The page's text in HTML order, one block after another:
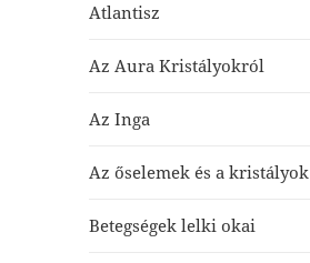
Atlantisz
Az Aura Kristályokról
Az Inga
Az őselemek és a kristályok
Betegségek lelki okai